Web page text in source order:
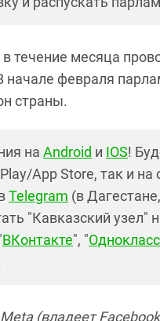
течение месяца
февраля
страны.
на Android и IOS!
App Store, так и
Telegram (в
"Кавказский узел"
ВКонтакте", "
(владеет